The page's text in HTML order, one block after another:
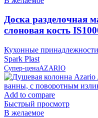
Доска разделочная
слоновая кость
Кухонные принадлежности
Spark Plast
Супер-ценаAZARIO
Add to compare
Быстрый просмотр
В желаемое